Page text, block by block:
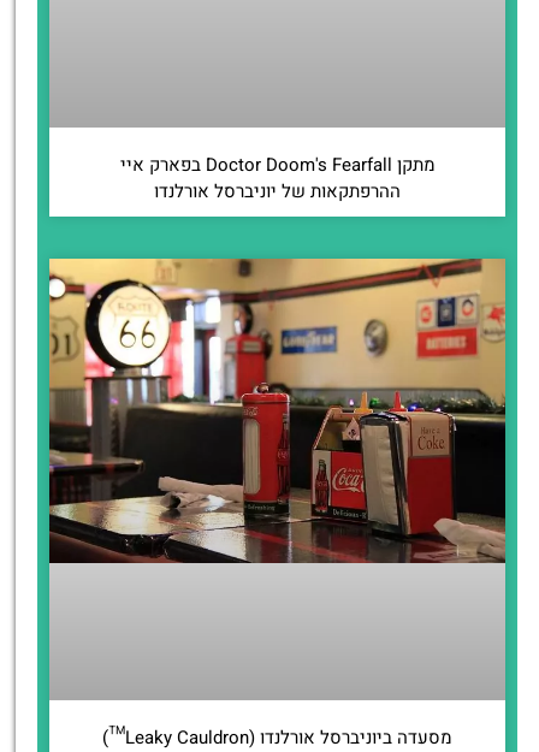
מתקן Doctor Doom's Fearfall בפארק איי
ההרפתקאות של יוניברסל אורלנדו
מסעדה ביוניברסל אורלנדו (Leaky Cauldron™)